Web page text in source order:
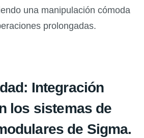
una manipulación cómoda
prolongadas.
: Integración
los sistemas de
de Sigma.